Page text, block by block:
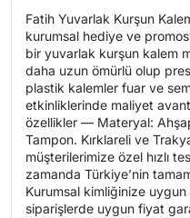
Fatih Yuvarlak Kurşun
kurumsal hediye ve
bir yuvarlak kurşun kalem
daha uzun ömürlü olup
plastik kalemler fuar ve
etkinliklerinde maliyet
özellikler — Materyal:
Tampon. Kırklareli ve
müşterilerimize özel hızlı
zamanda Türkiye’nin
Kurumsal kimliğinize
siparişlerde uygun fiyat